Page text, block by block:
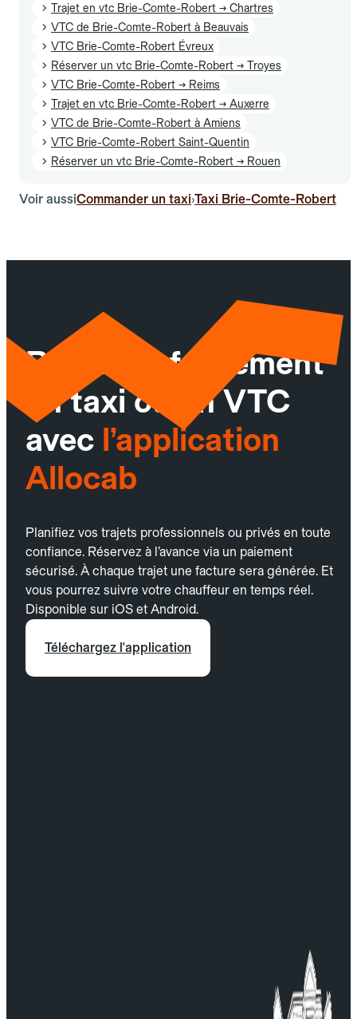
Trajet en vtc Brie-Comte-Robert → Chartres
VTC de Brie-Comte-Robert à Beauvais
VTC Brie-Comte-Robert Évreux
Réserver un vtc Brie-Comte-Robert → Troyes
VTC Brie-Comte-Robert → Reims
Trajet en vtc Brie-Comte-Robert → Auxerre
VTC de Brie-Comte-Robert à Amiens
VTC Brie-Comte-Robert Saint-Quentin
Réserver un vtc Brie-Comte-Robert → Rouen
Voir aussiCommander un taxi›Taxi Brie-Comte-Robert
Réservez facilement
un taxi ou un VTC
avec l’application
Allocab
Planifiez vos trajets professionnels ou privés en toute
confiance. Réservez à l’avance via un paiement
sécurisé. À chaque trajet une facture sera générée. Et
vous pourrez suivre votre chauffeur en temps réel.
Disponible sur iOS et Android.
Téléchargez l'application